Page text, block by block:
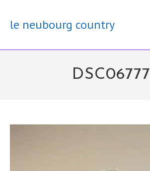
contentle neubourg country
DSC06777